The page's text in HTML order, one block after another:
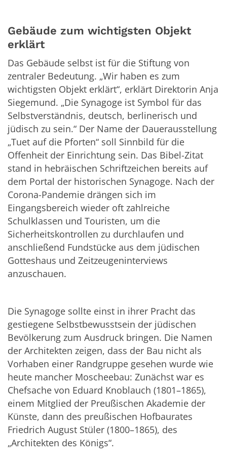
Gebäude zum wichtigsten Objekt
erklärt
Das Gebäude selbst ist für die Stiftung von
zentraler Bedeutung. „Wir haben es zum
wichtigsten Objekt erklärt“, erklärt Direktorin Anja
Siegemund. „Die Synagoge ist Symbol für das
Selbstverständnis, deutsch, berlinerisch und
jüdisch zu sein.“ Der Name der Dauerausstellung
„Tuet auf die Pforten“ soll Sinnbild für die
Offenheit der Einrichtung sein. Das Bibel-Zitat
stand in hebräischen Schriftzeichen bereits auf
dem Portal der historischen Synagoge. Nach der
Corona-Pandemie drängen sich im
Eingangsbereich wieder oft zahlreiche
Schulklassen und Touristen, um die
Sicherheitskontrollen zu durchlaufen und
anschließend Fundstücke aus dem jüdischen
Gotteshaus und Zeitzeugeninterviews
anzuschauen.
Die Synagoge sollte einst in ihrer Pracht das
gestiegene Selbstbewusstsein der jüdischen
Bevölkerung zum Ausdruck bringen. Die Namen
der Architekten zeigen, dass der Bau nicht als
Vorhaben einer Randgruppe gesehen wurde wie
heute mancher Moscheebau: Zunächst war es
Chefsache von Eduard Knoblauch (1801–1865),
einem Mitglied der Preußischen Akademie der
Künste, dann des preußischen Hofbaurates
Friedrich August Stüler (1800–1865), des
„Architekten des Königs“.